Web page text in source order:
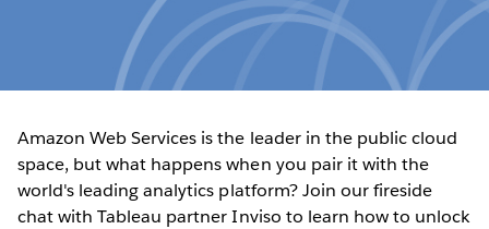
Amazon Web Services is the leader in the public cloud
space, but what happens when you pair it with the
world's leading analytics platform? Join our fireside
chat with Tableau partner Inviso to learn how to unlock